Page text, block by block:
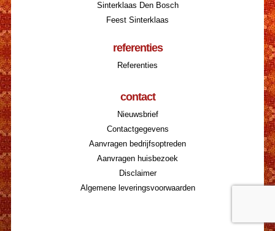
Sinterklaas Den Bosch
Feest Sinterklaas
referenties
Referenties
contact
Nieuwsbrief
Contactgegevens
Aanvragen bedrijfsoptreden
Aanvragen huisbezoek
Disclaimer
Algemene leveringsvoorwaarden